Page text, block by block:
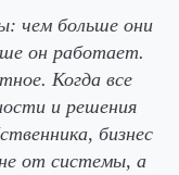
чем больше они
он работает.
Когда все
и решения
бизнес
от системы, а